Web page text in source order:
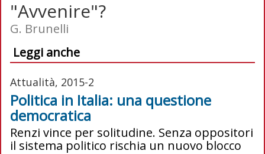
"Avvenire"?
G. Brunelli
Leggi anche
Attualità, 2015-2
Politica in Italia: una questione
democratica
Renzi vince per solitudine. Senza oppositori
il sistema politico rischia un nuovo blocco